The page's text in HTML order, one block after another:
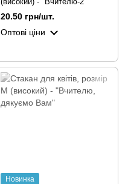
20.50 грн/шт.
Оптові ціни
Новинка